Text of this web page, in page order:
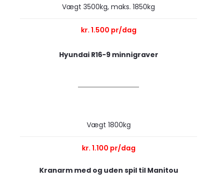
Vægt 3500kg, maks. 1850kg
kr. 1.500 pr/dag
Hyundai R16-9 minnigraver
Vægt 1800kg
kr. 1.100 pr/dag
Kranarm med og uden spil til Manitou